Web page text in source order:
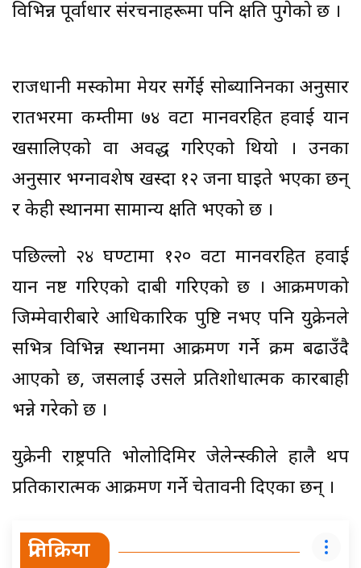
विभिन्न पूर्वाधार संरचनाहरूमा पनि क्षति पुगेको छ ।
राजधानी मस्कोमा मेयर सर्गेई सोब्यानिनका अनुसार
रातभरमा कम्तीमा ७४ वटा मानवरहित हवाई यान
खसालिएको वा अवरुद्ध गरिएको थियो । उनका
अनुसार भग्नावशेष खस्दा १२ जना घाइते भएका छन्
र केही स्थानमा सामान्य क्षति भएको छ ।
पछिल्लो २४ घण्टामा १२० वटा मानवरहित हवाई
यान नष्ट गरिएको दाबी गरिएको छ । आक्रमणको
जिम्मेवारीबारे आधिकारिक पुष्टि नभए पनि युक्रेनले
रुसभित्र विभिन्न स्थानमा आक्रमण गर्ने क्रम बढाउँदै
आएको छ, जसलाई उसले प्रतिशोधात्मक कारबाही
भन्ने गरेको छ ।
युक्रेनी राष्ट्रपति भोलोदिमिर जेलेन्स्कीले हालै थप
प्रतिकारात्मक आक्रमण गर्ने चेतावनी दिएका छन् ।
प्रतिक्रिया